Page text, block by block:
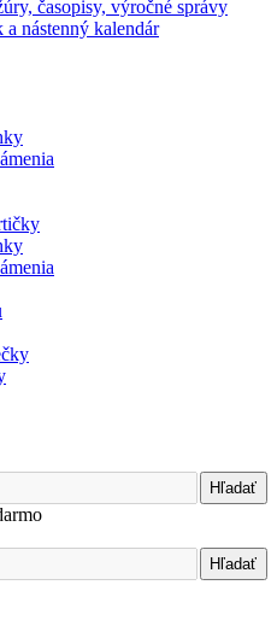
časopisy, výročné správy
nástenný kalendár
Hľadať
Hľadať